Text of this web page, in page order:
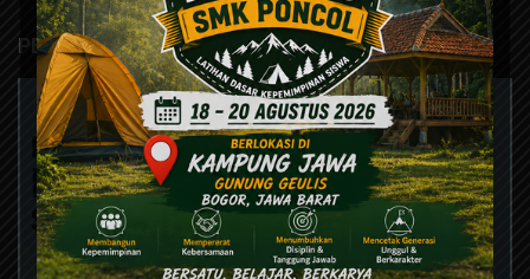
PERPUSTAKAAN DIGITAL